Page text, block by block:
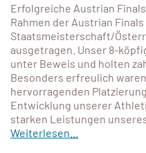
Erfolgreiche Austrian
Rahmen der Austrian
Staatsmeisterschaft/
ausgetragen. Unser 8-
unter Beweis und holten
Besonders erfreulich
hervorragenden
Entwicklung unserer
starken Leistungen
Weiterlesen...